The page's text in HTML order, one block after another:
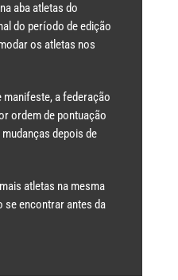
aba atletas do
do período de edição
os atletas nos
a federação
ordem de pontuação
depois de
atletas na mesma
se encontrar antes da